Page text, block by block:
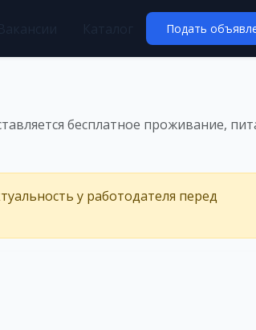
Подать
бесплатное проживание,
у работодателя перед